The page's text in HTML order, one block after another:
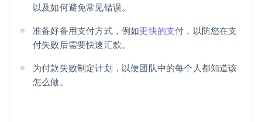
以及如何避免常见错误。
准备好备用支付方式，例如更快的支付 ，以防您在支
付失败后需要快速汇款。
为付款失败制定计划，以便团队中的每个人都知道该
怎么做。